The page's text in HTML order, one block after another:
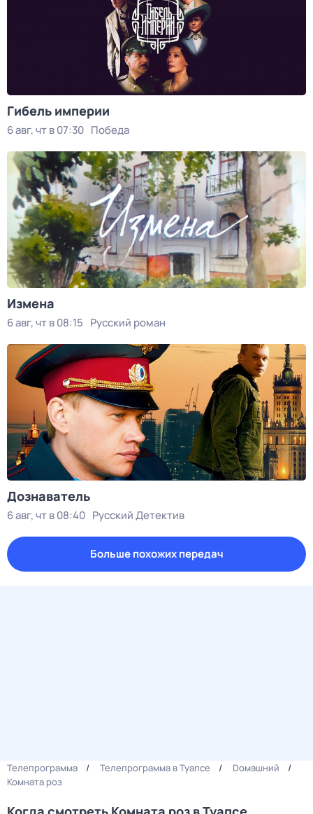
Гибель империи
6 авг, чт в 07:30 Победа
Измена
6 авг, чт в 08:15 Русский роман
Дознаватель
6 авг, чт в 08:40 Русский Детектив
Больше похожих передач
Телепрограмма Телепрограмма в Туапсе
Dомашний
Комната роз